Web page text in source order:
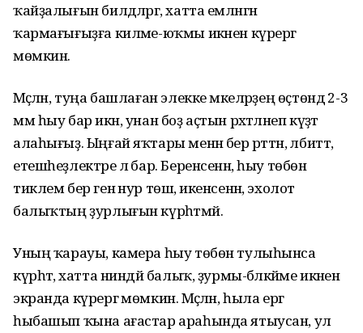
ҡайҙалығын билдәләргә, хатта емләнгән
ҡармағығыҙға киләме-юҡмы икәнен күрергә
мөмкин.
Мәҫәлән, туңа башлаған элекке мәкеләр­ҙең өҫтөндә 2-3
мм һыу бар икән, унан боҙ аҫтын рәхәтләнеп күҙәтә
алаһығыҙ. Ыңғай яҡтары менән бер рәттән, әлбиттә,
етеш­һеҙлектәре лә бар. Беренсенән, һыу төбөнә
тиклем бер генә нур төшә, икенсенән, эхолот
балыҡтың ҙурлығын күрһәтмәй.
Уның ҡарауы, камера һыу төбөн тулы­һынса
күрһәтә, хатта ниндәй балыҡ, ҙурмы-бәләкәйме икәнен
экранда күрергә мөмкин. Мәҫәлән, һыла ергә
һыбашып ҡына ағастар араһында ятыусан, ул